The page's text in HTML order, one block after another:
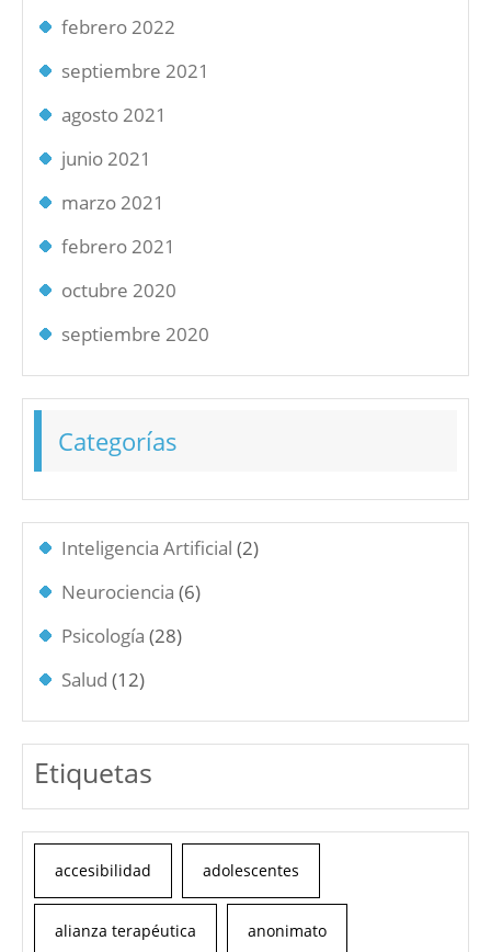
febrero 2022
septiembre 2021
agosto 2021
junio 2021
marzo 2021
febrero 2021
octubre 2020
septiembre 2020
Categorías
Inteligencia Artificial (2)
Neurociencia (6)
Psicología (28)
Salud (12)
Etiquetas
accesibilidad adolescentes
alianza terapéutica anonimato